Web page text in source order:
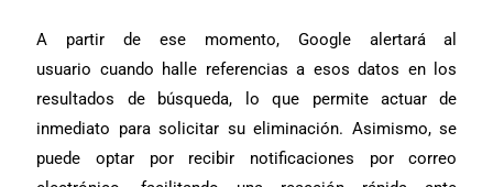
A partir de ese momento, Google alertará al
usuario cuando halle referencias a esos datos en los
resultados de búsqueda, lo que permite actuar de
inmediato para solicitar su eliminación. Asimismo, se
puede optar por recibir notificaciones por correo